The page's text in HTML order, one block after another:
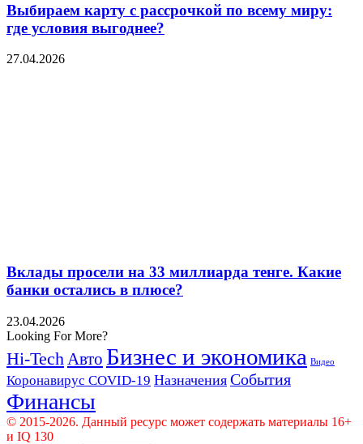
Выбираем карту с рассрочкой по всему миру:
где условия выгоднее?
27.04.2026
Вклады просели на 33 миллиарда тенге. Какие
банки остались в плюсе?
23.04.2026
Looking For More?
Hi-Tech Авто Бизнес и экономика Видео
Коронавирус COVID-19 Назначения События
Финансы
© 2015-2026. Данный ресурс может содержать материалы 16+
и IQ 130